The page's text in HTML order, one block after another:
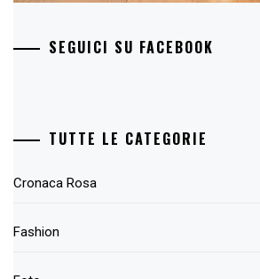
SEGUICI SU FACEBOOK
TUTTE LE CATEGORIE
Cronaca Rosa
Fashion